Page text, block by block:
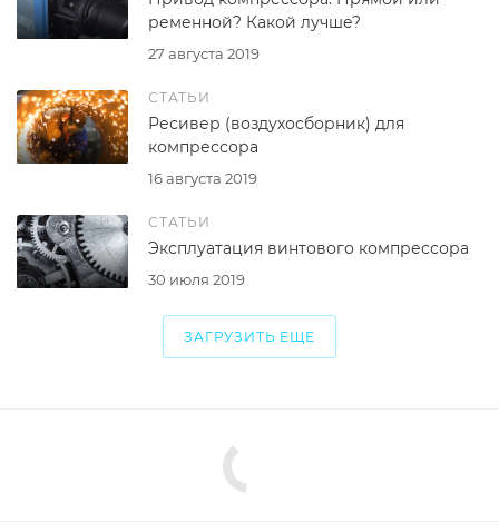
27 августа 2019
ременной? Какой лучше?
СТАТЬИ
16 августа 2019
Ресивер (воздухосборник) для
компрессора
СТАТЬИ
30 июля 2019
Эксплуатация винтового компрессора
ЗАГРУЗИТЬ ЕЩЕ